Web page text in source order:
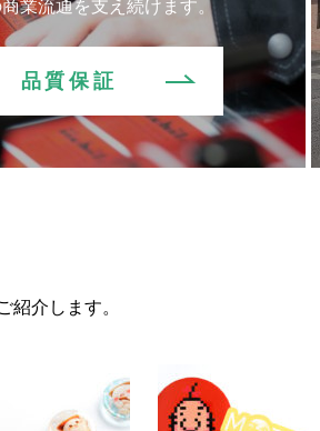
業流通を支え続けます。
品質保証
紹介します。